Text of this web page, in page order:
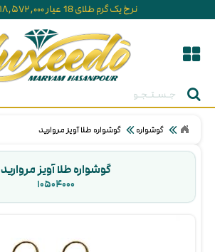
نرخ یک گرم طلای 18 عیار ۱۸,۵۷۲,۰۰۰ تومان
جستجو
گوشواره گوشواره طلا آویز مروارید
گوشواره طلا آویز مروارید
۱۰۵۰۴۰۰۰